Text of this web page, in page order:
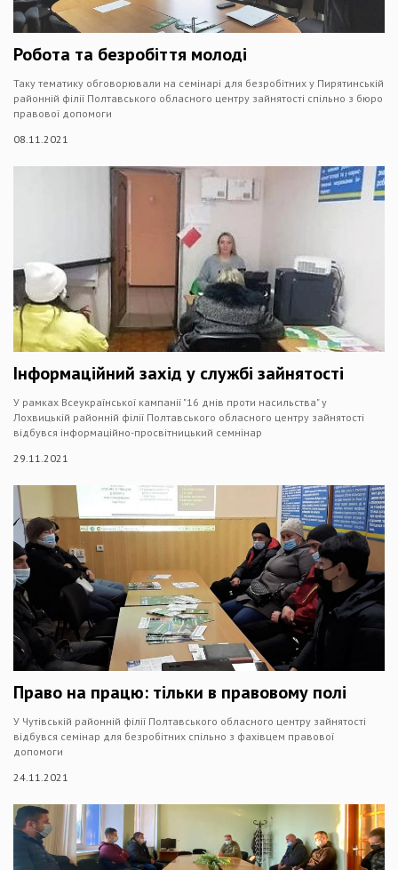
Робота та безробіття молоді
Таку тематику обговорювали на семінарі для безробітних у Пирятинській
районній філії Полтавського обласного центру зайнятості спільно з бюро
правової допомоги
08.11.2021
Інформаційний захід у службі зайнятості
У рамках Всеукраїнської кампанії "16 днів проти насильства" у
Лохвицькій районній філії Полтавського обласного центру зайнятості
відбувся інформаційно-просвітницький семнінар
29.11.2021
Право на працю: тільки в правовому полі
У Чутівській районній філії Полтавського обласного центру зайнятості
відбувся семінар для безробітних спільно з фахівцем правової
допомоги
24.11.2021